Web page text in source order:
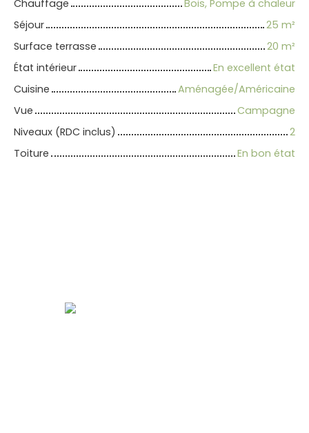
Chauffage
Bois, Pompe à chaleur
Séjour
25 m²
Surface terrasse
20 m²
État intérieur
En excellent état
Cuisine
Aménagée/Américaine
Vue
Campagne
Niveaux (RDC inclus)
2
Toiture
En bon état